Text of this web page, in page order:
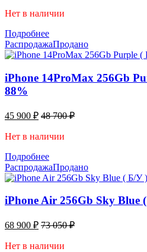
Нет в наличии
Подробнее
РаспродажаПродано
iPhone 14ProMax 256Gb
88%
45 900 ₽ 48 700₽
Нет в наличии
Подробнее
РаспродажаПродано
iPhone Air 256Gb Sky
68 900 ₽ 73 050₽
Нет в наличии